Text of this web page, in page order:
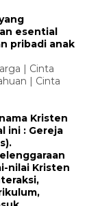
esential
pribadi anak
| Cinta
| Cinta
Kristen
ini : Gereja
nilai Kristen